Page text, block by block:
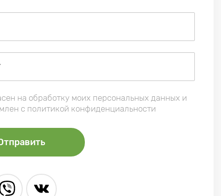
на обработку моих персональных данных и
с политикой конфиденциальности